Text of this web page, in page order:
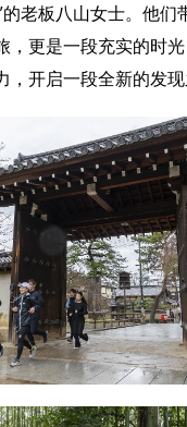
老板八山女士。他们
，更是一段充实的时
，开启一段全新的发现